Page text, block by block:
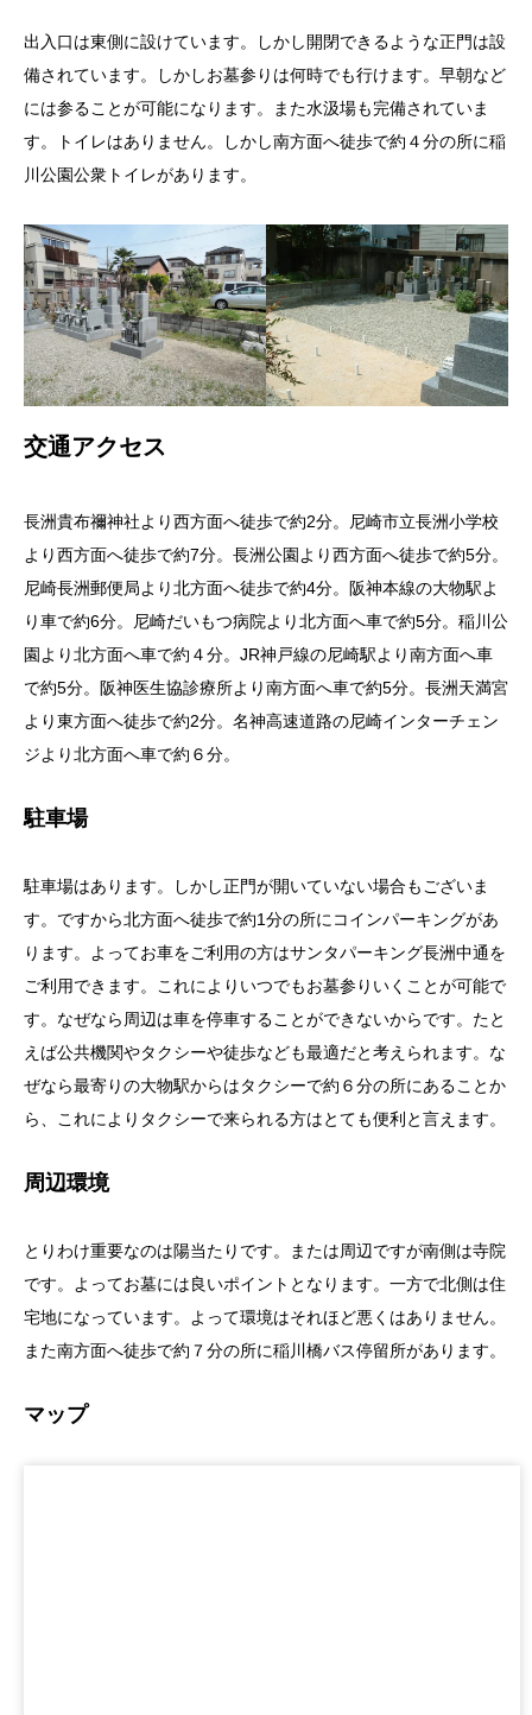
出入口は東側に設けています。しかし開閉できるような正門は設
備されています。しかしお墓参りは何時でも行けます。早朝など
には参ることが可能になります。また水汲場も完備されていま
す。トイレはありません。しかし南方面へ徒歩で約４分の所に稲
川公園公衆トイレがあります。
交通アクセス
長洲貴布禰神社より西方面へ徒歩で約2分。尼崎市立長洲小学校
より西方面へ徒歩で約7分。長洲公園より西方面へ徒歩で約5分。
尼崎長洲郵便局より北方面へ徒歩で約4分。阪神本線の大物駅よ
り車で約6分。尼崎だいもつ病院より北方面へ車で約5分。稲川公
園より北方面へ車で約４分。JR神戸線の尼崎駅より南方面へ車
で約5分。阪神医生協診療所より南方面へ車で約5分。長洲天満宮
より東方面へ徒歩で約2分。名神高速道路の尼崎インターチェン
ジより北方面へ車で約６分。
駐車場
駐車場はあります。しかし正門が開いていない場合もございま
す。ですから北方面へ徒歩で約1分の所にコインパーキングがあ
ります。よってお車をご利用の方はサンタパーキング長洲中通を
ご利用できます。これによりいつでもお墓参りいくことが可能で
す。なぜなら周辺は車を停車することができないからです。たと
えば公共機関やタクシーや徒歩なども最適だと考えられます。な
ぜなら最寄りの大物駅からはタクシーで約６分の所にあることか
ら、これによりタクシーで来られる方はとても便利と言えます。
周辺環境
とりわけ重要なのは陽当たりです。または周辺ですが南側は寺院
です。よってお墓には良いポイントとなります。一方で北側は住
宅地になっています。よって環境はそれほど悪くはありません。
また南方面へ徒歩で約７分の所に稲川橋バス停留所があります。
マップ